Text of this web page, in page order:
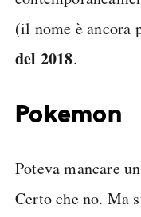
(il nome è
del 2018.
Pokemon
Poteva mancare
Certo che no. Ma